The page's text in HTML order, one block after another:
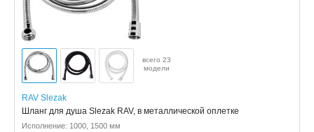
всего 23
модели
RAV Slezak
Шланг для душа Slezak RAV, в металлической оплетке
Исполнение: 1000, 1500 мм